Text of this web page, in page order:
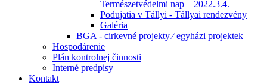
Természetvédelmi nap – 2022.3.4.
Podujatia v Tállyi - Tállyai rendezvény
Galéria
BGA - cirkevné projekty ⁄ egyházi projektek
Hospodárenie
Plán kontrolnej činnosti
Interné predpisy
Kontakt